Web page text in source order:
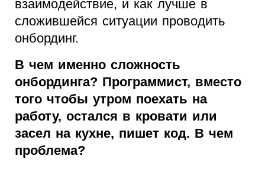
взаимодействие, и как лучше в
сложившейся ситуации проводить
онбординг.
В чем именно сложность
онбординга? Программист, вместо
того чтобы утром поехать на
работу, остался в кровати или
засел на кухне, пишет код. В чем
проблема?